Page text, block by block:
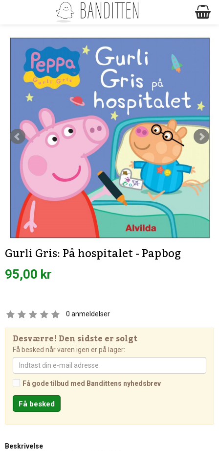
Gurli Gris: På hospitalet - Papbog
95,00 kr
0 anmeldelser
Desværre! Den sidste er solgt
Få besked når varen igen er på lager:
Få gode tilbud med Bandittens nyhedsbrev
Beskrivelse